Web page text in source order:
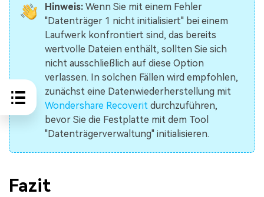
Hinweis:Wenn Sie mit einem Fehler
"Datenträger 1 nicht initialisiert" bei einem
Laufwerk konfrontiert sind, das bereits
wertvolle Dateien enthält, sollten Sie sich
nicht ausschließlich auf diese Option
verlassen. In solchen Fällen wird empfohlen,
zunächst eine Datenwiederherstellung mit
Wondershare Recoverit durchzuführen,
bevor Sie die Festplatte mit dem Tool
"Datenträgerverwaltung" initialisieren.
Fazit